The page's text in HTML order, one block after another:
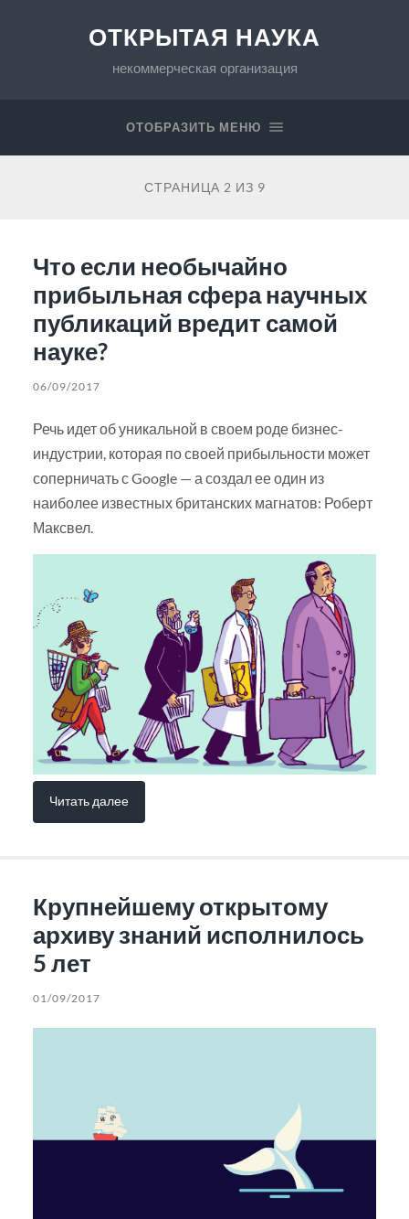
ОТКРЫТАЯ НАУКА
некоммерческая организация
ОТОБРАЗИТЬ МЕНЮ
СТРАНИЦА 2 ИЗ 9
Что если необычайно
прибыльная сфера научных
публикаций вредит самой
науке?
06/09/2017
Речь идет об уникальной в своем роде бизнес-
индустрии, которая по своей прибыльности может
соперничать с Google — а создал ее один из
наиболее известных британских магнатов: Роберт
Максвел.
Читать далее
Крупнейшему открытому
архиву знаний исполнилось
5 лет
01/09/2017